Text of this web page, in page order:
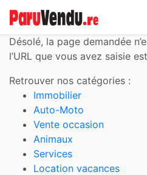
Désolé, la page demandée
l’URL que vous avez saisie
Retrouver nos catégories :
Immobilier
Auto-Moto
Vente occasion
Animaux
Services
Location vacances